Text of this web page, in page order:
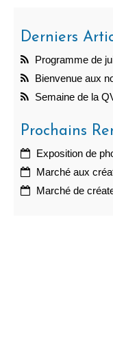
Derniers
Programme de
Bienvenue aux
Semaine de la
Prochains
Exposition de
Marché aux
Marché de